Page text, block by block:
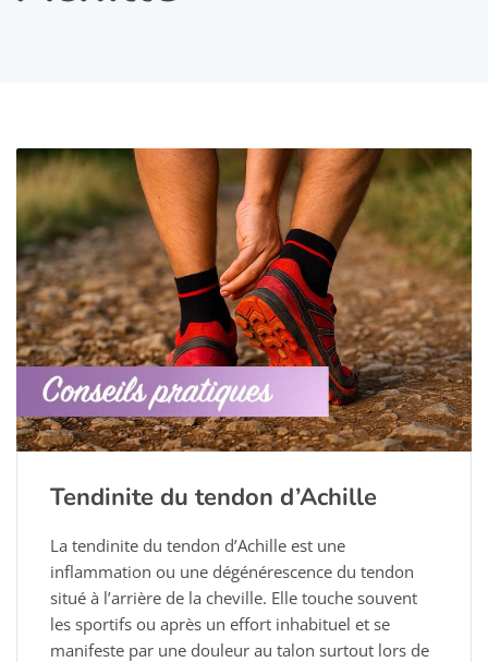
Tendinite du tendon d’Achille
La tendinite du tendon d’Achille est une
inflammation ou une dégénérescence du tendon
situé à l’arrière de la cheville. Elle touche souvent
les sportifs ou après un effort inhabituel et se
manifeste par une douleur au talon surtout lors de